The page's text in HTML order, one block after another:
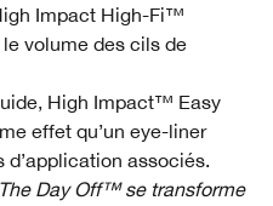
Impact High-Fi™
volume des cils de
High Impact™ Easy
effet qu’un eye-liner
d’application associés.
Day Off™ se transforme